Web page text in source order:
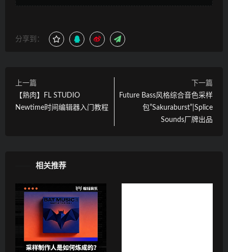
分享到：
上一篇
【熟肉】FL STUDIO
Newtime时间编辑器入门教程
下一篇
Future Bass风格综合音色采样
包”Sakuraburst”|Splice
Sounds厂牌出品
相关推荐